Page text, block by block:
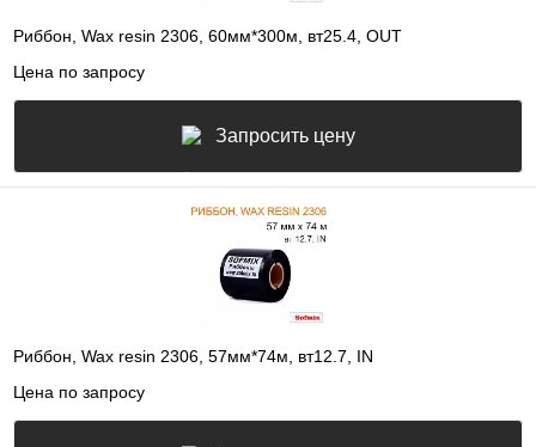
Риббон, Wax resin 2306, 60мм*300м, вт25.4, OUT
Цена по запросу
Запросить цену
Риббон, Wax resin 2306, 57мм*74м, вт12.7, IN
Цена по запросу